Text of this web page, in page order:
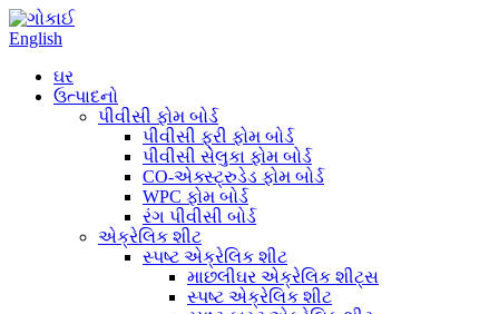
English
ઘર
ઉત્પાદનો
પીવીસી ફોમ બોર્ડ
પીવીસી ફ્રી ફોમ બોર્ડ
પીવીસી સેલુકા ફોમ બોર્ડ
CO-એક્સ્ટ્રુડેડ ફોમ બોર્ડ
WPC ફોમ બોર્ડ
રંગ પીવીસી બોર્ડ
એક્રેલિક શીટ
સ્પષ્ટ એક્રેલિક શીટ
માછલીઘર એક્રેલિક શીટ્સ
સ્પષ્ટ એક્રેલિક શીટ